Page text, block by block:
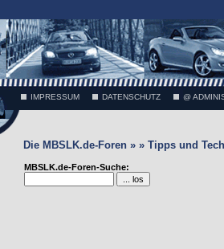
IMPRESSUM DATENSCHUTZ @
Die MBSLK.de-Foren » » Tipps und
MBSLK.de-Foren-Suche: